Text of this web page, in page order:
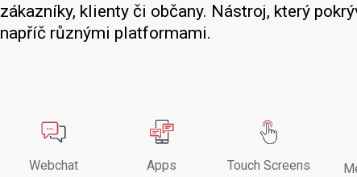
zákazníky, klienty či občany. Nástroj, který
napříč různými platformami.
Webchat Apps Touch Screens